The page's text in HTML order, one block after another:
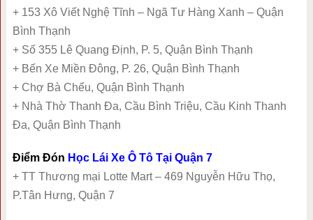
+ 153 Xô Viết Nghệ Tĩnh – Ngã Tư Hàng Xanh – Quận
Bình Thạnh
+ Số 355 Lê Quang Định, P. 5, Quận Bình Thạnh
+ Bến Xe Miền Đông, P. 26, Quận Bình Thạnh
+ Chợ Bà Chểu, Quận Bình Thạnh
+ Nhà Thờ Thanh Đa, Cầu Bình Triệu, Cầu Kinh Thanh
Đa, Quận Bình Thạnh
Điểm Đón Học Lái Xe Ô Tô Tại Quận 7
+ TT Thương mại Lotte Mart – 469 Nguyễn Hữu Thọ,
P.Tân Hưng, Quận 7